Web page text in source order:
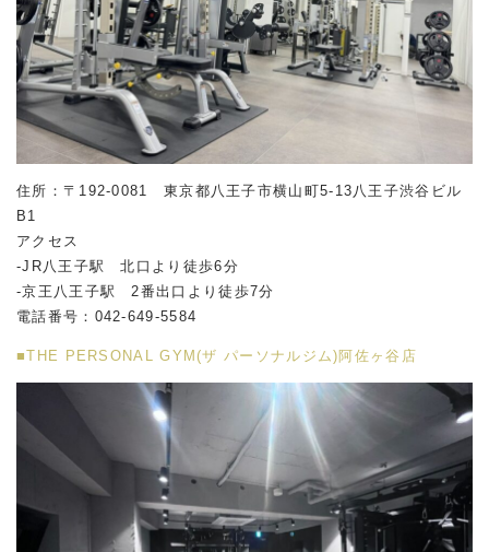
住所：〒192-0081 東京都八王子市横山町5-13八王子渋谷ビル
B1
アクセス
-JR八王子駅 北口より徒歩6分
-京王八王子駅 2番出口より徒歩7分
電話番号：042-649-5584
■THE PERSONAL GYM(ザ パーソナルジム)阿佐ヶ谷店